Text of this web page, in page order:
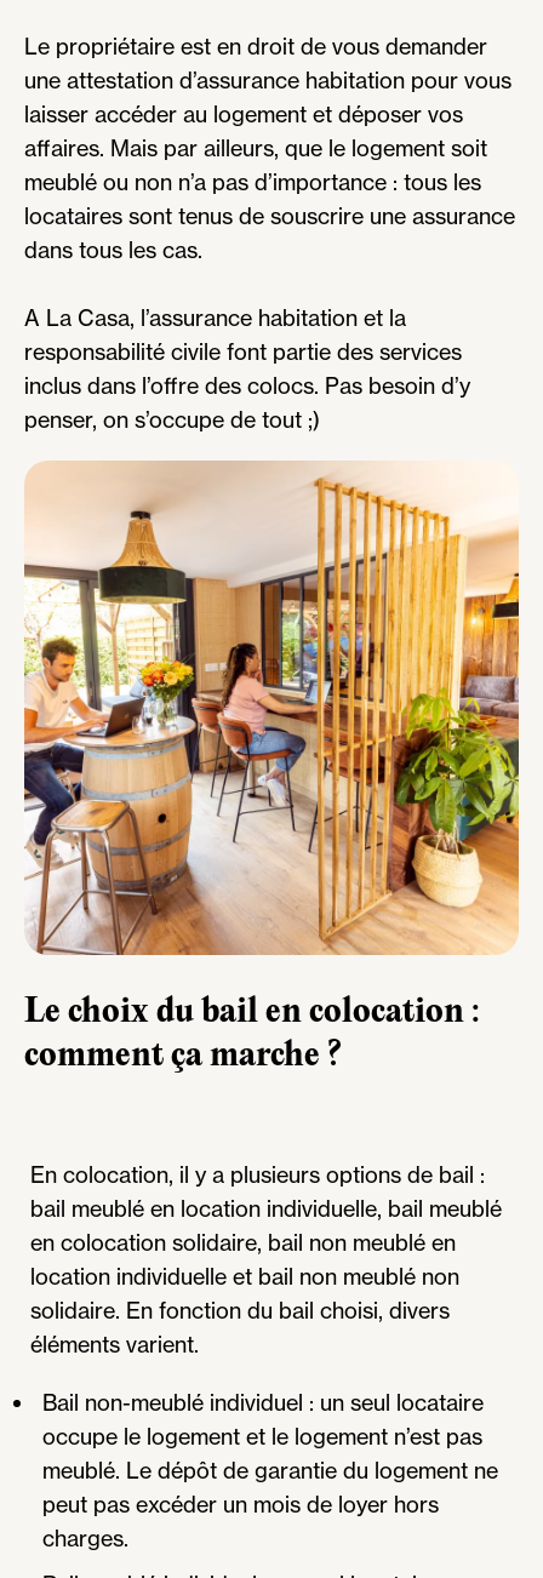
Le propriétaire est en droit de vous demander
une attestation d’assurance habitation pour vous
laisser accéder au logement et déposer vos
affaires. Mais par ailleurs, que le logement soit
meublé ou non n’a pas d’importance : tous les
locataires sont tenus de souscrire une assurance
dans tous les cas.
A La Casa, l’assurance habitation et la
responsabilité civile font partie des services
inclus dans l’offre des colocs. Pas besoin d’y
penser, on s’occupe de tout ;)
Le choix du bail en colocation :
comment ça marche ?
En colocation, il y a plusieurs options de bail :
bail meublé en location individuelle, bail meublé
en colocation solidaire, bail non meublé en
location individuelle et bail non meublé non
solidaire. En fonction du bail choisi, divers
éléments varient.
Bail non-meublé individuel : un seul locataire
occupe le logement et le logement n’est pas
meublé. Le dépôt de garantie du logement ne
peut pas excéder un mois de loyer hors
charges.